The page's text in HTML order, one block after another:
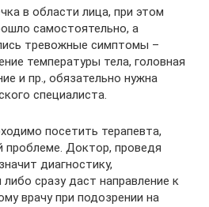
в области лица, при этом
самостоятельно, а
тревожные симптомы –
температуры тела, головная
и пр., обязательно нужна
специалиста.
посетить терапевта,
проблеме. Доктор, проведя
диагностику,
сразу даст направление к
врачу при подозрении на